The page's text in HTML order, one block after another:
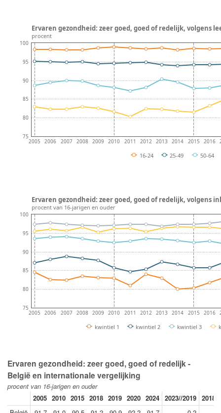
2005 2006 2007 2008 2009 2010 2011 2012 2013 2014 2015 2016
75
80
85
90
95
100
16-24 25-49 50-64
Ervaren gezondheid: zeer goed, goed of redelijk, volgens
procent
2005 2006 2007 2008 2009 2010 2011 2012 2013 2014 2015 2016
75
80
85
90
95
100
kwintiel 1 kwintiel 2 kwintiel 3
Ervaren gezondheid: zeer goed, goed of redelijk, volgens
procent van 16-jarigen en ouder
Ervaren gezondheid: zeer goed, goed of redelijk -
België en internationale vergelijking
procent van 16-jarigen en ouder
2005 2010 2015 2018 2019 2020 2024 2023//2019